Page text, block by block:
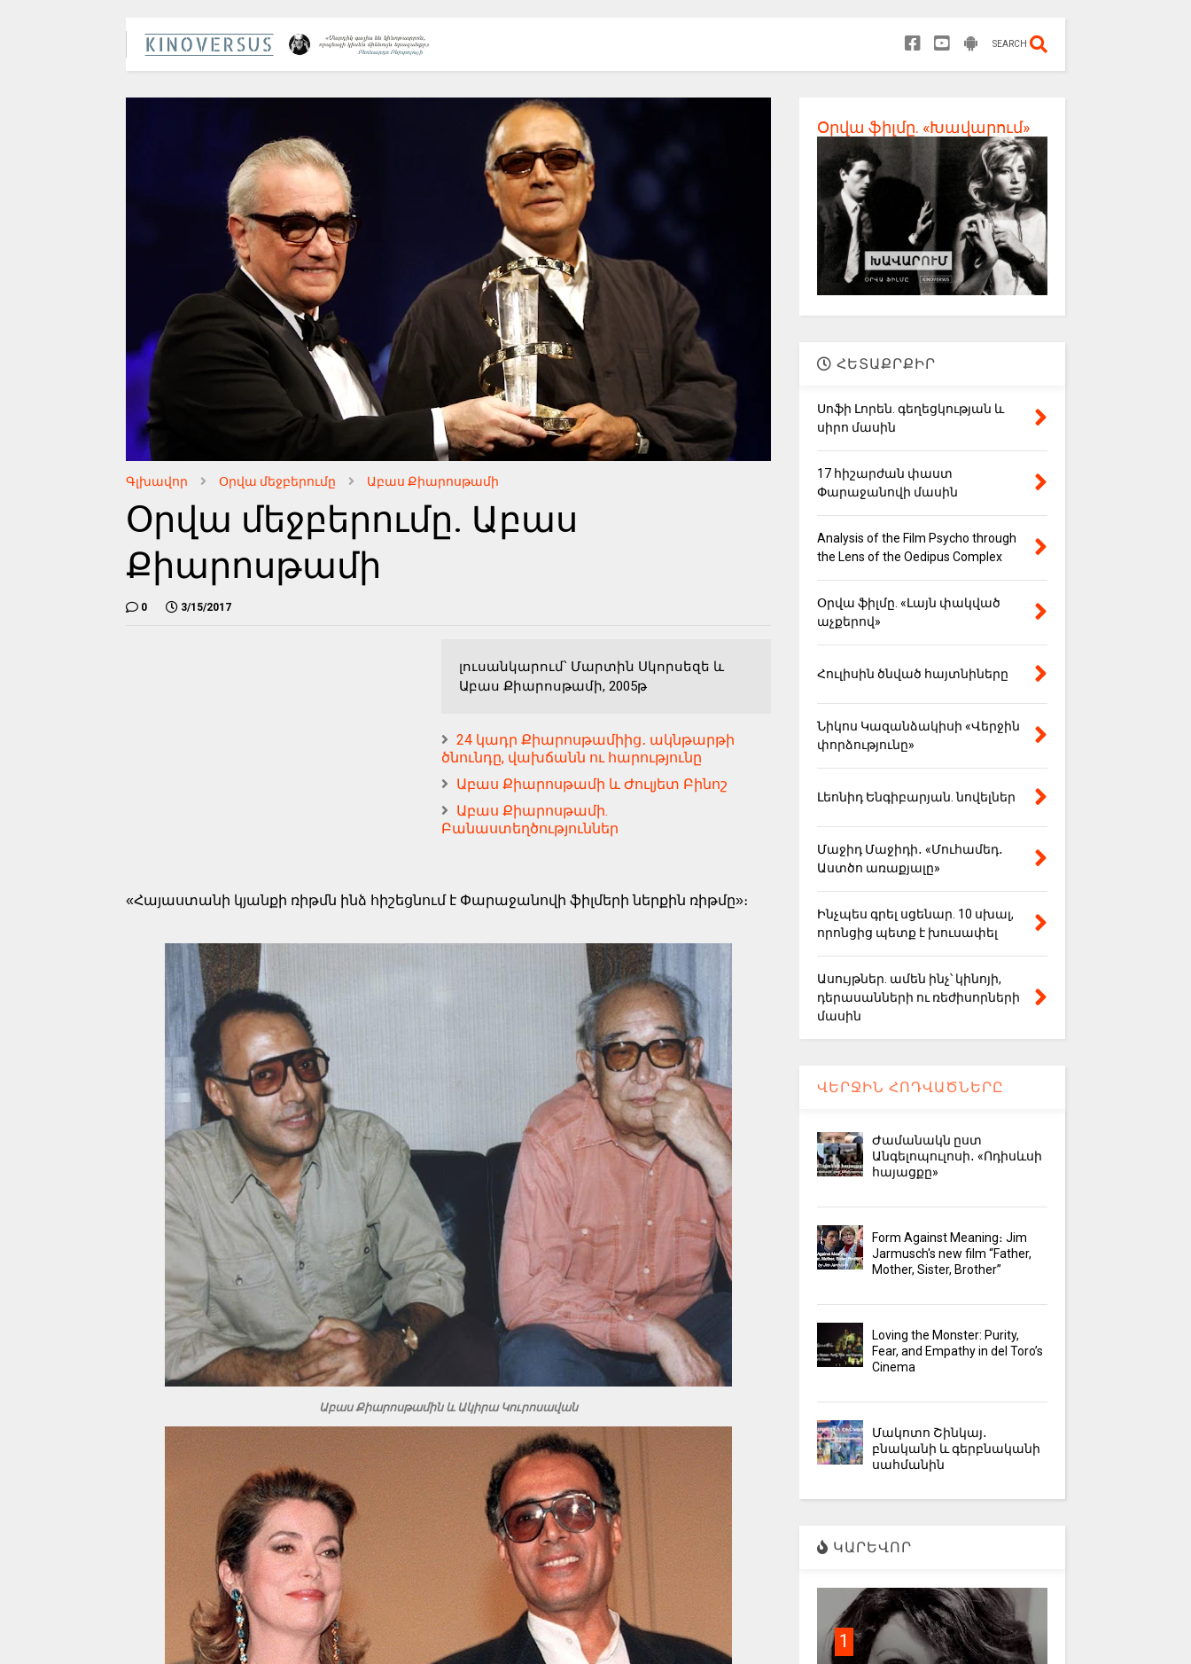
SEARCH
Գլխավոր Օրվա մեջբերումը Աբաս Քիարոսթամի
Օրվա մեջբերումը. Աբաս
Քիարոսթամի
0 3/15/2017
լուսանկարում՝ Մարտին Սկորսեզե և
Աբաս Քիարոսթամի, 2005թ
24 կադր Քիարոսթամիից․ ակնթարթի
ծնունդը, վախճանն ու հարությունը
Աբաս Քիարոսթամի և Ժուլյետ Բինոշ
Աբաս Քիարոսթամի.
Բանաստեղծություններ
«Հայաստանի կյանքի ռիթմն ինձ հիշեցնում է Փարաջանովի ֆիլմերի ներքին ռիթմը»։
Աբաս Քիարոսթամին և Ակիրա Կուրոսավան
Օրվա ֆիլմը. «Խավարում»
ՀԵՏԱՔՐՔԻՐ
Սոֆի Լորեն. գեղեցկության և
սիրո մասին
17 հիշարժան փաստ
Փարաջանովի մասին
Analysis of the Film Psycho through
the Lens of the Oedipus Complex
Օրվա ֆիլմը. «Լայն փակված
աչքերով»
Հուլիսին ծնված հայտնիները
Նիկոս Կազանձակիսի «Վերջին
փորձությունը»
Լեոնիդ Ենգիբարյան. նովելներ
Մաջիդ Մաջիդի․ «Մուհամեդ․
Աստծո առաքյալը»
Ինչպես գրել սցենար. 10 սխալ,
որոնցից պետք է խուսափել
Ասույթներ. ամեն ինչ՝ կինոյի,
դերասանների ու ռեժիսորների
մասին
ՎԵՐՋԻՆ ՀՈԴՎԱԾՆԵՐԸ
Ժամանակն ըստ
Անգելոպուլոսի․ «Ոդիսևսի
հայացքը»
Form Against Meaning։ Jim
Jarmusch's new film “Father,
Mother, Sister, Brother”
Loving the Monster: Purity,
Fear, and Empathy in del Toro’s
Cinema
Մակոտո Շինկայ․
բնականի և գերբնականի
սահմանին
ԿԱՐԵՎՈՐ
1